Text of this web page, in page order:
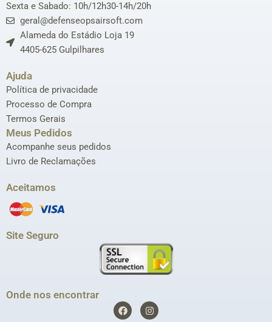
Sexta e Sabado: 10h/12h30-14h/20h
geral@defenseopsairsoft.com
Alameda do Estádio Loja 19
4405-625 Gulpilhares
Ajuda
Política de privacidade
Processo de Compra
Termos Gerais
Meus Pedidos
Acompanhe seus pedidos
Livro de Reclamações
Aceitamos
Site Seguro
Onde nos encontrar
F
a
I
n